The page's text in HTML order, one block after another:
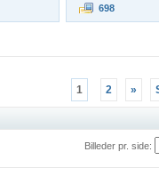
698
1 2 »
Billeder pr. side: